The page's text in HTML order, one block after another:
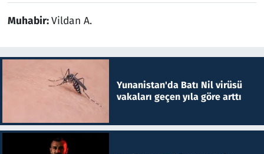
Muhabir:Vildan A.
Yunanistan'da Batı Nil virüsü
vakaları geçen yıla göre arttı